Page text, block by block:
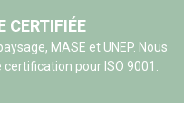
CERTIFIÉE
MASE et UNEP. Nous
pour ISO 9001.